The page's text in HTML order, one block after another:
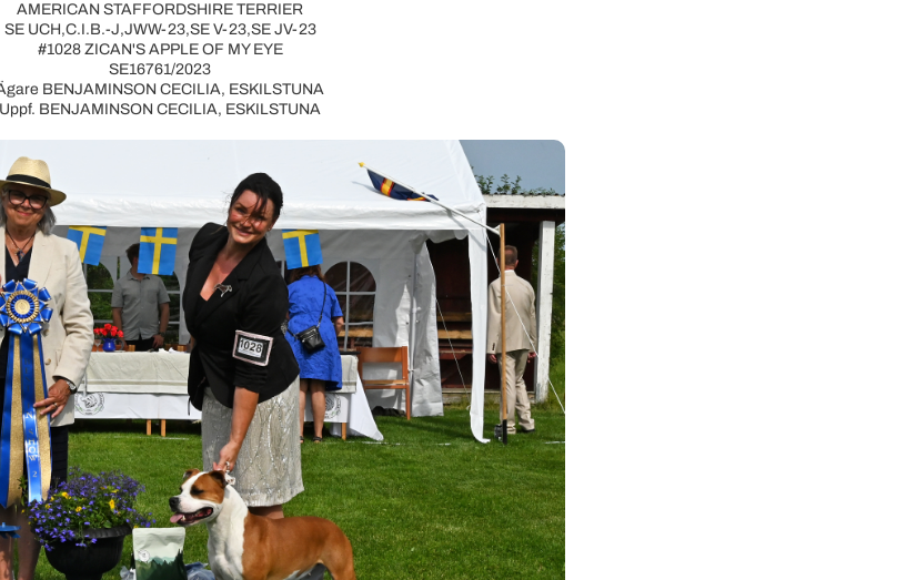
AMERICAN STAFFORDSHIRE TERRIER
SE UCH,C.I.B.-J,JWW-23,SE V-23,SE JV-23
#1028 ZICAN'S APPLE OF MY EYE
SE16761/2023
BENJAMINSON CECILIA, ESKILSTUNA
Uppf. BENJAMINSON CECILIA, ESKILSTUNA